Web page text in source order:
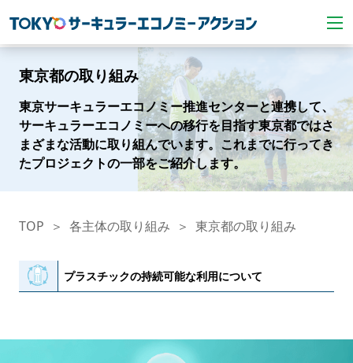
東京都の取り組み
東京サーキュラーエコノミー推進センターと連携して、
サーキュラーエコノミーへの移行を目指す東京都ではさ
まざまな活動に取り組んでいます。これまでに行ってき
たプロジェクトの一部をご紹介します。
TOP 各主体の取り組み 東京都の取り組み
プラスチックの持続可能な利用について